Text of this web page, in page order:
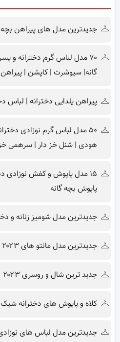
جدیدترین مدل های پیراهن بچه
۷۰ مدل لباس گرم دخترانه و
گانه| سیوشرت | کاپشن | پیراهن
پیراهن یلدایی دخترانه | لباس
۵۰ مدل لباس گرم نوزادی
هودی | شنل خز دار | سرهمی
۱۵ مدل پاپوش و کفش نوزادی
پاپوش بچه گانه
جدیدترین مدل شومیز زنانه و
جدیدترین مدل مانتو های ۲۰۲۳
جدید ترین شال و روسری ۲۰۲۳
کلاه و پاپوش های دخترانه
جدیدترین مدل لباس های